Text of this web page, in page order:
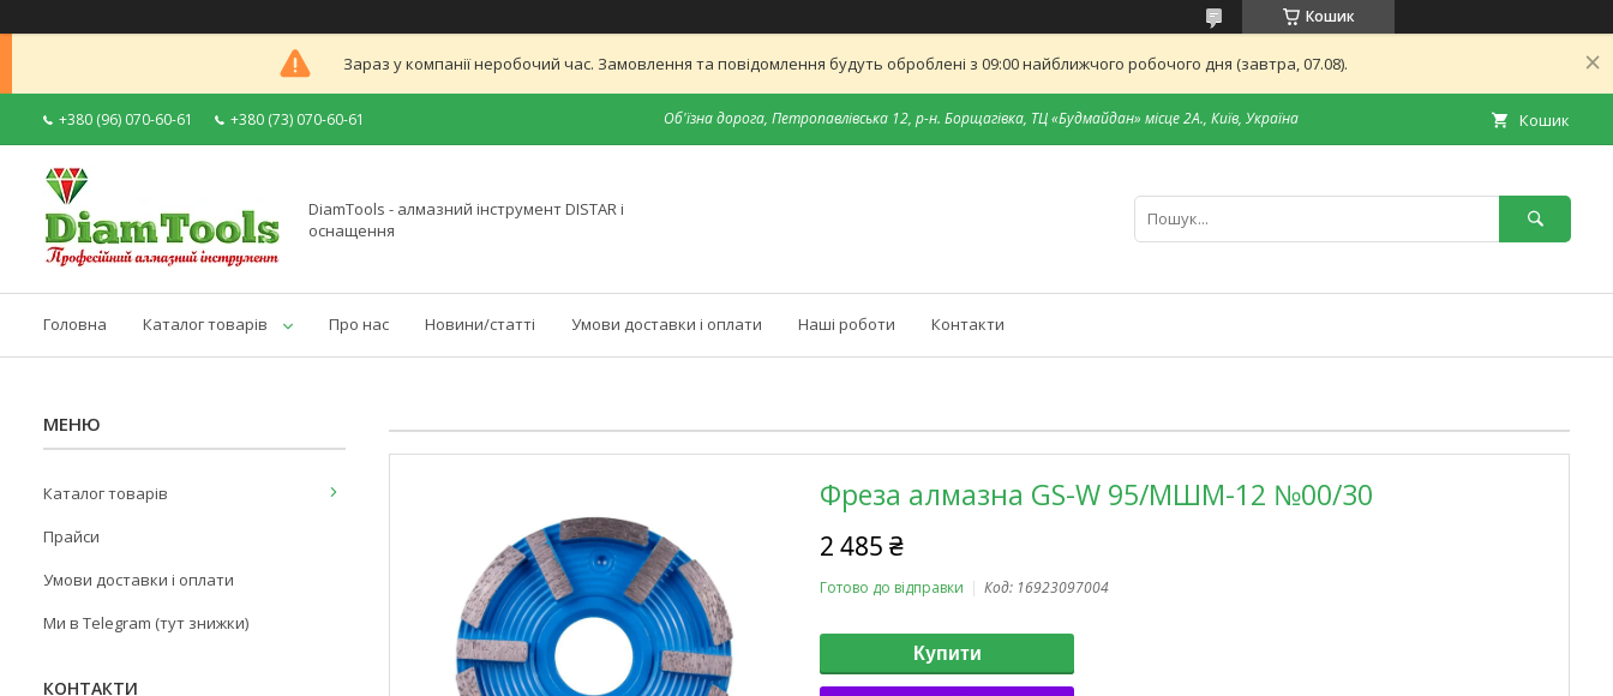
Кошик
Зараз у компанії неробочий час. Замовлення та повідомлення будуть оброблені з 09:00 найближчого робочого дня (завтра, 07.08).
+380 (96) 070-60-61 +380 (73) 070-60-61 Об'їзна дорога, Петропавлівська 12, р-н. Борщагівка, ТЦ «Будмайдан» місце 2А., Київ, Україна Кошик
DiamTools - алмазний інструмент DISTAR і
оснащення
Головна Каталог товарів Про нас Новини/статті Умови доставки і оплати Наші роботи Контакти
Фреза алмазна GS-W 95/МШМ-12 №00/30
2 485 ₴
Готово до відправки Код: 16923097004
Купити
Каталог товарів
Прайси
Умови доставки і оплати
Ми в Telegram (тут знижки)
КОНТАКТИ